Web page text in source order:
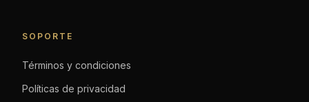
SOPORTE
Términos y condiciones
Políticas de privacidad